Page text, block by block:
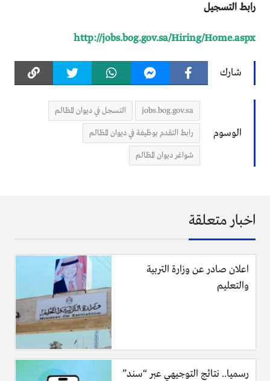
رابط التسجيل
http://jobs.bog.gov.sa/Hiring/Home.aspx
شارك
الوسوم
jobs.bog.gov.sa التسجل في ديوان المظالم
رابط التقدم بوظيفة في ديوان المظالم
شواغر ديوان المظالم
اخبار متعلقة
اعلان صادر عن وزارة التربية
والتعليم
رسميا.. نتائج التوجيهي عبر “سند”